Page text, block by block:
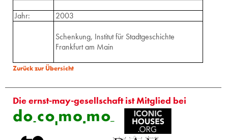
Jahr:
2003
Schenkung, Institut für Stadtgeschichte
Frankfurt am Main
Zurück zur Übersicht
Die ernst-may-gesellschaft ist Mitglied bei